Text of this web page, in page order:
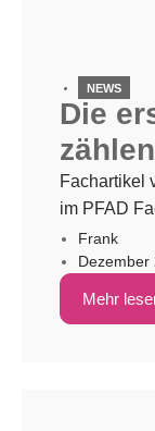
NEWS
Die
zählen
Fachartikel
im PFAD
für die
Frank
Frank
Dezember
Mehr